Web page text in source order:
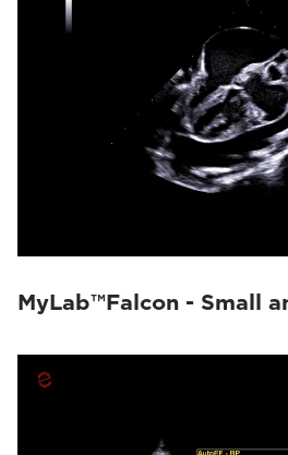
MyLab™Falcon - Small